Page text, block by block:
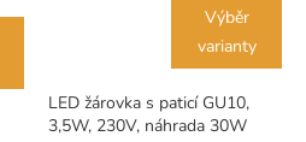
Výběr
varianty
LED žárovka s paticí GU10,
3,5W, 230V, náhrada 30W